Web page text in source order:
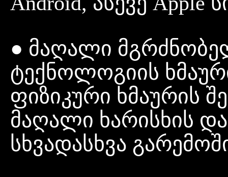
● მაღალი
ტექნოლოგიის
ფიზიკური ხმაურის
მაღალი ხარისხის
სხვადასხვა